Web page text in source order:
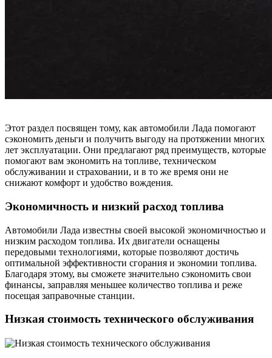
Этот раздел посвящен тому, как автомобили Лада помогают
сэкономить деньги и получить выгоду на протяжении многих
лет эксплуатации. Они предлагают ряд преимуществ, которые
помогают вам экономить на топливе, техническом
обслуживании и страховании, и в то же время они не
снижают комфорт и удобство вождения.
Экономичность и низкий расход топлива
Автомобили Лада известны своей высокой экономичностью и
низким расходом топлива. Их двигатели оснащены
передовыми технологиями, которые позволяют достичь
оптимальной эффективности сгорания и экономии топлива.
Благодаря этому, вы сможете значительно сэкономить свои
финансы, заправляя меньшее количество топлива и реже
посещая заправочные станции.
Низкая стоимость технического обслуживания